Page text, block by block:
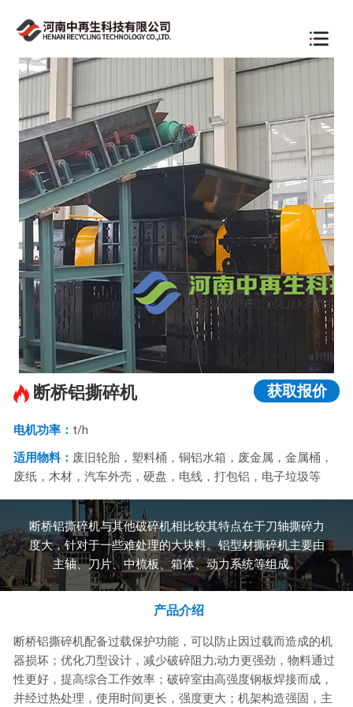
断桥铝撕碎机 获取报价
电机功率： t/h
适用物料： 废旧轮胎，塑料桶，铜铝水箱，废金属，金属桶，
废纸，木材，汽车外壳，硬盘，电线，打包铝，电子垃圾等
断桥铝撕碎机与其他破碎机相比较其特点在于刀轴撕碎力
度大，针对于一些难处理的大块料。铝型材撕碎机主要由
主轴、刀片、中梳板、箱体、动力系统等组成。
产品介绍
断桥铝撕碎机配备过载保护功能，可以防止因过载而造成的机
器损坏；优化刀型设计，减少破碎阻力;动力更强劲，物料通过
性更好，提高综合工作效率；破碎室由高强度钢板焊接而成，
并经过热处理，使用时间更长，强度更大；机架构造强固，主